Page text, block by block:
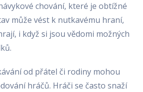
chování, které je obtížné
může vést k nutkavému hraní,
i když si jsou vědomi možných
od přátel či rodiny mohou
hráčů. Hráči se často snaží